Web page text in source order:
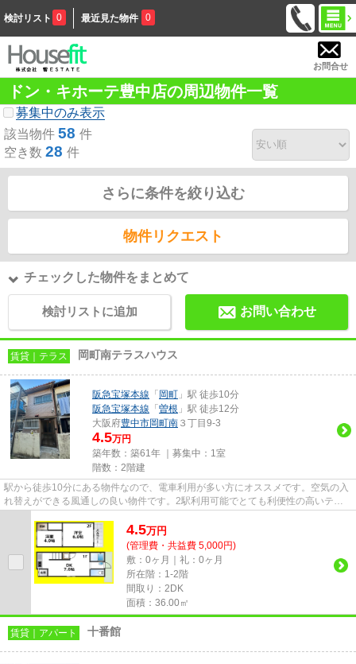
検討リスト 0 最近見た物件 0
お問合せ
ドン・キホーテ豊中店の周辺物件一覧
募集中のみ表示
該当物件 58 件
空き数 28 件
さらに条件を絞り込む
物件リクエスト
チェックした物件をまとめて
検討リストに追加 お問い合わせ
賃貸｜テラス 岡町南テラスハウス
阪急宝塚本線 「 岡町 」駅 徒歩10分
阪急宝塚本線 「 曽根 」駅 徒歩12分
大阪府豊中市岡町南 ３丁目9-3
4.5万円
築年数：築61年 ｜募集中： 1室
階数：2階建
駅から徒歩10分にある物件なので、電車利用が多い方にオススメです。空気の入
れ替えができる風通しの良い物件です。2駅利用可能でとても利便性の高いテラ
4.5万円
(管理費・共益費 5,000円)
敷：0ヶ月｜礼：0ヶ月
所在階：1-2階
間取り：2DK
面積：36.00㎡
賃貸｜アパート 十番館